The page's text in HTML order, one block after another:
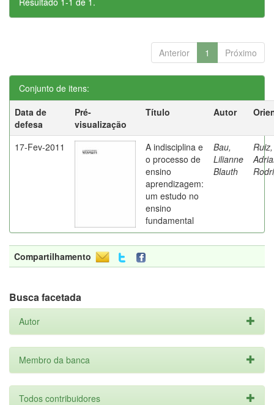
Anterior 1 Próximo
Conjunto de itens:
Data de
defesa
Pré-
visualização
Título Autor
17-Fev-2011
A indisciplina e
o processo de
ensino
aprendizagem:
um estudo no
ensino
fundamental
Bau,
Lilianne
Blauth
Ruiz,
Compartilhamento
Busca facetada
Autor
Membro da banca
Todos contribuidores